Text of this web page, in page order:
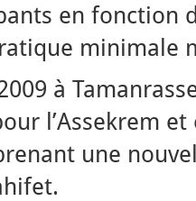
en fonction
minimale
à
l’Assekrem
une